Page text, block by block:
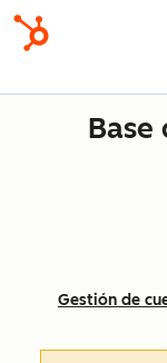
Base
Gestión de